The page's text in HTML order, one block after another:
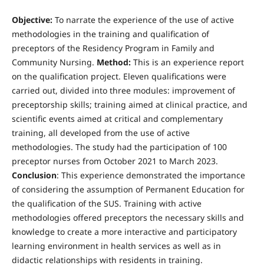
Objective:To narrate the experience of the use of active
methodologies in the training and qualification of
preceptors of the Residency Program in Family and
Community Nursing. Method:This is an experience report
on the qualification project. Eleven qualifications were
carried out, divided into three modules: improvement of
preceptorship skills; training aimed at clinical practice, and
scientific events aimed at critical and complementary
training, all developed from the use of active
methodologies. The study had the participation of 100
preceptor nurses from October 2021 to March 2023.
Conclusion: This experience demonstrated the importance
of considering the assumption of Permanent Education for
the qualification of the SUS. Training with active
methodologies offered preceptors the necessary skills and
knowledge to create a more interactive and participatory
learning environment in health services as well as in
didactic relationships with residents in training.